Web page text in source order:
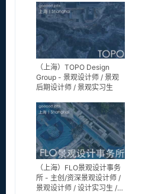
（上海）TOPO Design
Group - 景观设计师 / 景观
后期设计师 / 景观实习生
（上海）FLO景观设计事务
所 - 主创/资深景观设计师 /
景观设计师 / 设计实习生 /